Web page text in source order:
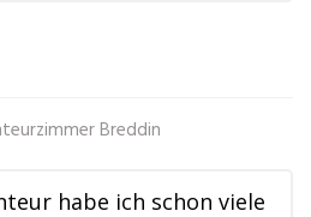
Breddin
habe ich schon viele